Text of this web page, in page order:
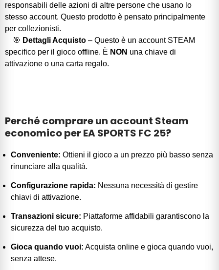
responsabili delle azioni di altre persone che usano lo
stesso account. Questo prodotto è pensato principalmente
per collezionisti.
🎯 Dettagli Acquisto – Questo è un account STEAM
specifico per il gioco offline. È NON una chiave di
attivazione o una carta regalo.
Perché comprare un account Steam
economico per EA SPORTS FC 25?
Conveniente: Ottieni il gioco a un prezzo più basso senza
rinunciare alla qualità.
Configurazione rapida: Nessuna necessità di gestire
chiavi di attivazione.
Transazioni sicure: Piattaforme affidabili garantiscono la
sicurezza del tuo acquisto.
Gioca quando vuoi: Acquista online e gioca quando vuoi,
senza attese.